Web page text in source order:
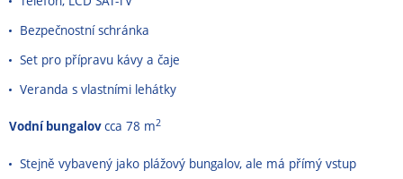
Bezpečnostní schránka
Set pro přípravu kávy a čaje
Veranda s vlastními lehátky
Vodní bungalovcca 78 m2
Stejně vybavený jako plážový bungalov, ale má přímý vstup